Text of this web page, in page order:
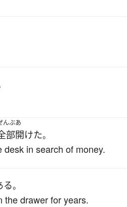
んぶ
部
あ
開けた。
in search of money.
る。
the drawer for years.